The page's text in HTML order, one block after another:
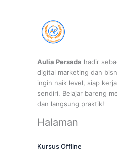
Aulia Persada hadir
digital marketing dan
ingin naik level, siap
sendiri. Belajar bareng
dan langsung praktik!
Halaman
Kursus Offline